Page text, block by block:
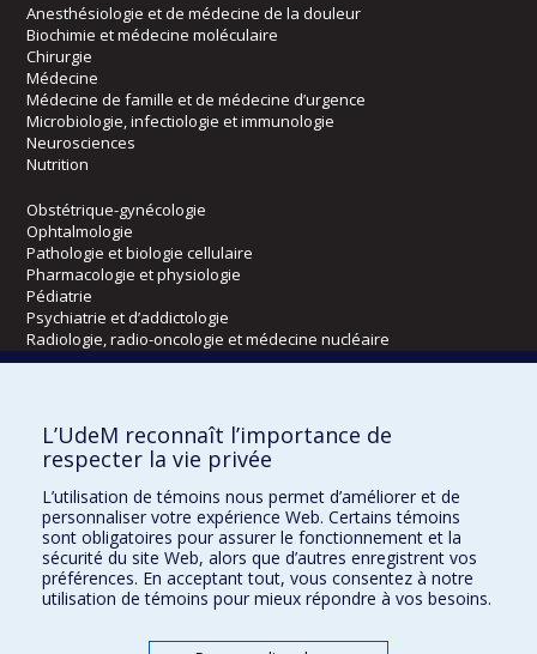
Anesthésiologie et de médecine de la douleur
Biochimie et médecine moléculaire
Chirurgie
Médecine
Médecine de famille et de médecine d’urgence
Microbiologie, infectiologie et immunologie
Neurosciences
Nutrition
Obstétrique-gynécologie
Ophtalmologie
Pathologie et biologie cellulaire
Pharmacologie et physiologie
Pédiatrie
Psychiatrie et d’addictologie
Radiologie, radio-oncologie et médecine nucléaire
Kinésiologie et des sciences de l’activité physique
Orthophonie et audiologie
Réadaptation
Directions
DPC
CPASS
L’UdeM reconnaît l’importance de
respecter la vie privée
L’utilisation de témoins nous permet d’améliorer et de
personnaliser votre expérience Web. Certains témoins
sont obligatoires pour assurer le fonctionnement et la
sécurité du site Web, alors que d’autres enregistrent vos
préférences. En acceptant tout, vous consentez à notre
utilisation de témoins pour mieux répondre à vos besoins.